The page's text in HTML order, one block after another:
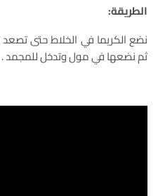
الطريقة:
نضع الكريما في الخلاط حتى
ثم نضعها في مول وتدخل للمجمد .